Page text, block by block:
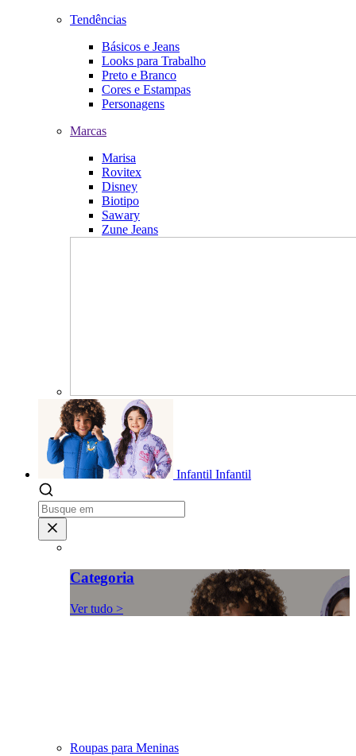
Tendências
Básicos e Jeans
Looks para Trabalho
Preto e Branco
Cores e Estampas
Personagens
Marcas
Marisa
Rovitex
Disney
Biotipo
Sawary
Zune Jeans
Infantil Infantil
Categoria
Ver tudo >
Roupas para Meninas